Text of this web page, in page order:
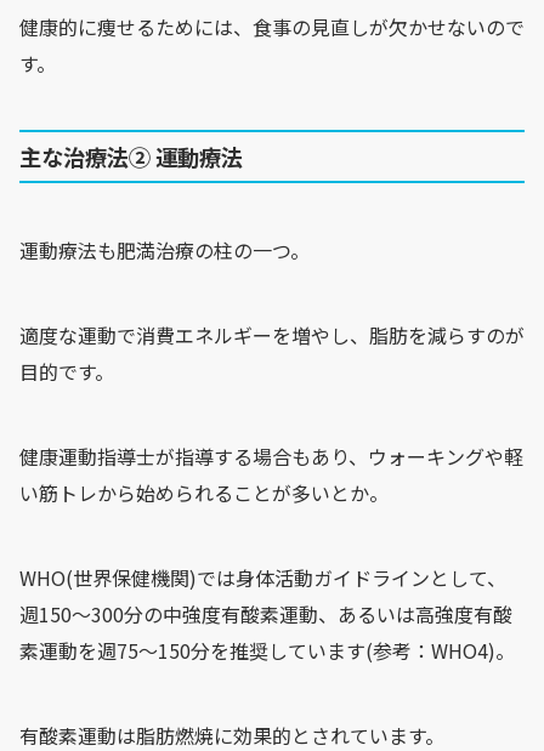
健康的に痩せるためには、食事の見直しが欠かせないので
す。
主な治療法② 運動療法
運動療法も肥満治療の柱の一つ。
適度な運動で消費エネルギーを増やし、脂肪を減らすのが
目的です。
健康運動指導士が指導する場合もあり、ウォーキングや軽
い筋トレから始められることが多いとか。
WHO(世界保健機関)では身体活動ガイドラインとして、
週150～300分の中強度有酸素運動、あるいは高強度有酸
素運動を週75～150分を推奨しています(参考：WHO4)。
有酸素運動は脂肪燃焼に効果的とされています。